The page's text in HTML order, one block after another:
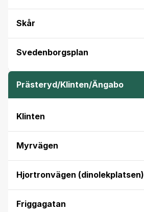
Skår
Svedenborgsplan
Prästeryd/Klinten/Ängabo
Klinten
Myrvägen
Hjortronvägen (dinolekplatsen)
Friggagatan